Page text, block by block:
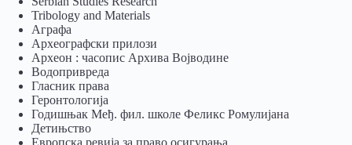
Tribology and Materials
Аграфа
Археографски прилози
Археон : часопис Архива Војводине
Водопривреда
Гласник права
Геронтологија
Годишњак Међ. фил. школе Феликс Ромулијана
Детињство
Европска ревија за право осигурања